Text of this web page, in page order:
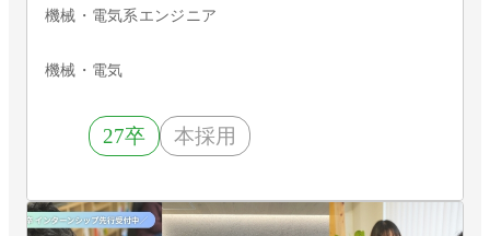
拓く
機械・電気系エンジニア
機械・電気
27卒 本採用